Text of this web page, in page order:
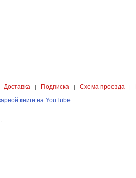
Доставка | Подписка | Схема проезда |
книги на YouTube